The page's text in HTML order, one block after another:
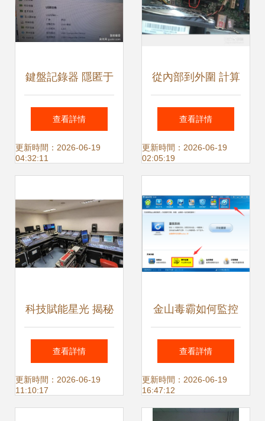
鍵盤記錄器 隱匿于
硬件深處的監控幽
靈
查看詳情
更新時間：2026-06-19
04:32:11
從內部到外圍 計算
機硬件自主升級與
監控設備搭建指南
查看詳情
更新時間：2026-06-19
02:05:19
科技賦能星光 揭秘
微博之夜幕后頂級
技術團隊與硬核設
查看詳情
更新時間：2026-06-19
11:10:17
金山毒霸如何監控
顯卡溫度？計算機
硬件監控全攻略
查看詳情
更新時間：2026-06-19
16:47:12